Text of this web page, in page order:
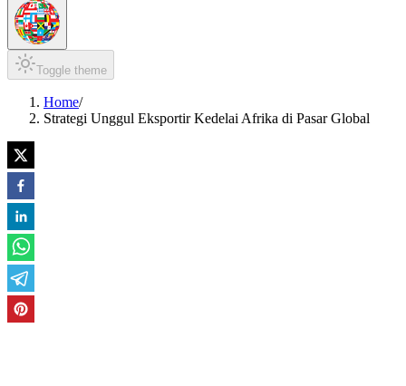
Toggle theme
Home/
Strategi Unggul Eksportir Kedelai Afrika di Pasar Global